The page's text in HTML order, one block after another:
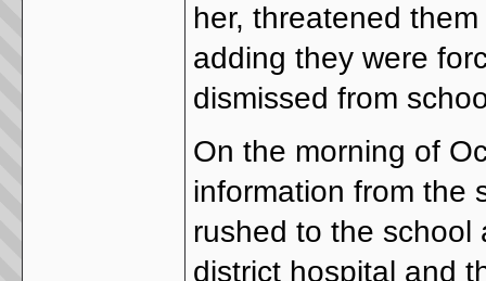
her, threatened
adding they were
dismissed from
On the morning of
information from the
rushed to the school
district hospital and